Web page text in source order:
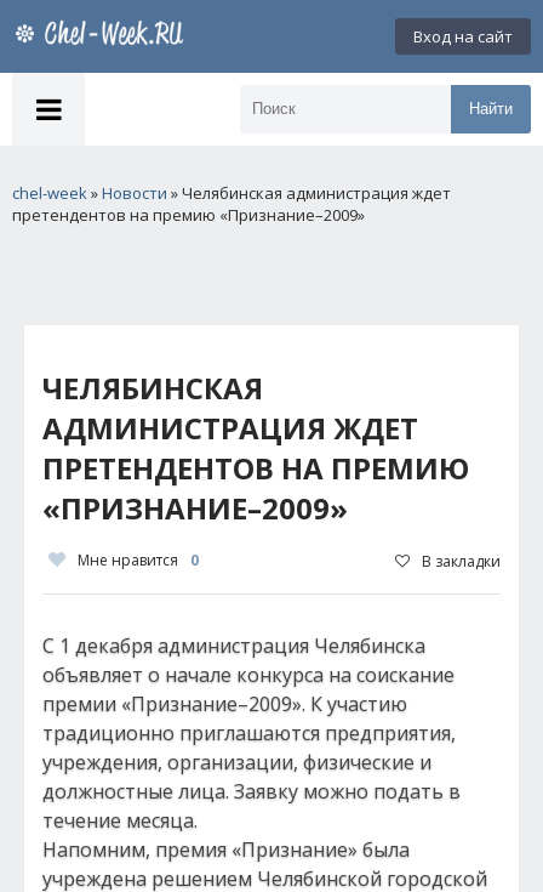
Вход на сайт
Найти
chel-week»Новости » Челябинская администрация ждет
претендентов на премию «Признание–2009»
ЧЕЛЯБИНСКАЯ
АДМИНИСТРАЦИЯ ЖДЕТ
ПРЕТЕНДЕНТОВ НА ПРЕМИЮ
«ПРИЗНАНИЕ–2009»
Мне нравится 0 В закладки
С 1 декабря администрация Челябинска
объявляет о начале конкурса на соискание
премии «Признание–2009». К участию
традиционно приглашаются предприятия,
учреждения, организации, физические и
должностные лица. Заявку можно подать в
течение месяца.
Напомним, премия «Признание» была
учреждена решением Челябинской городской